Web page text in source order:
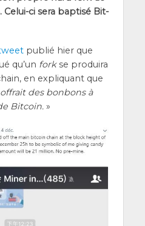
Celui-ci sera bap­ti­sé Bit­
publié hier que
qu’un forkse pro­dui­ra
en expli­quant que
offrait des bon­bons à
Bit­coin.»